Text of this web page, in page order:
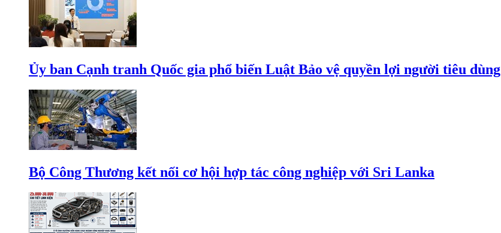
Ủy ban Cạnh tranh Quốc gia phổ biến Luật Bảo vệ quyền lợi người tiêu dùng
Bộ Công Thương kết nối cơ hội hợp tác công nghiệp với Sri Lanka